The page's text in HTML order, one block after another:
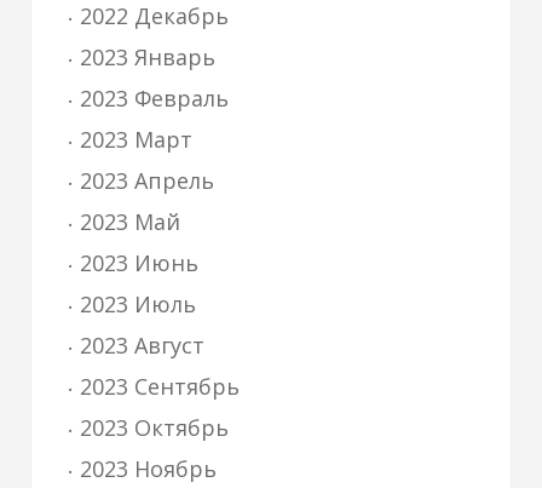
2022 Декабрь
2023 Январь
2023 Февраль
2023 Март
2023 Апрель
2023 Май
2023 Июнь
2023 Июль
2023 Август
2023 Сентябрь
2023 Октябрь
2023 Ноябрь